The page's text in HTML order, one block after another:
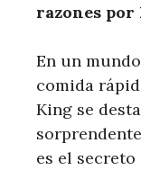
razones por
En un
comida
King se
es el secreto